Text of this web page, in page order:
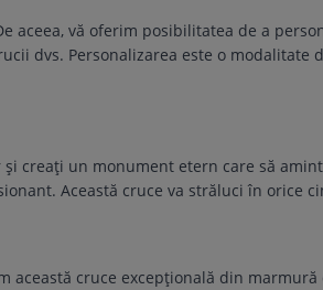
vă oferim posibilitatea de a
dvs. Personalizarea este o
creați un monument etern care să
Această cruce va străluci în orice
cruce excepțională din